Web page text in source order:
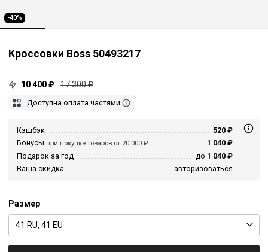
-40%
Кроссовки Boss 50493217
10 400 ₽ 17 300 ₽
Доступна оплата частями
Кэшбэк
520 ₽
Бонусы при покупке товаров от 20 000 ₽
1 040 ₽
Подарок за год
до 1 040 ₽
Ваша скидка
авторизоваться
Размер
41 RU, 41 EU